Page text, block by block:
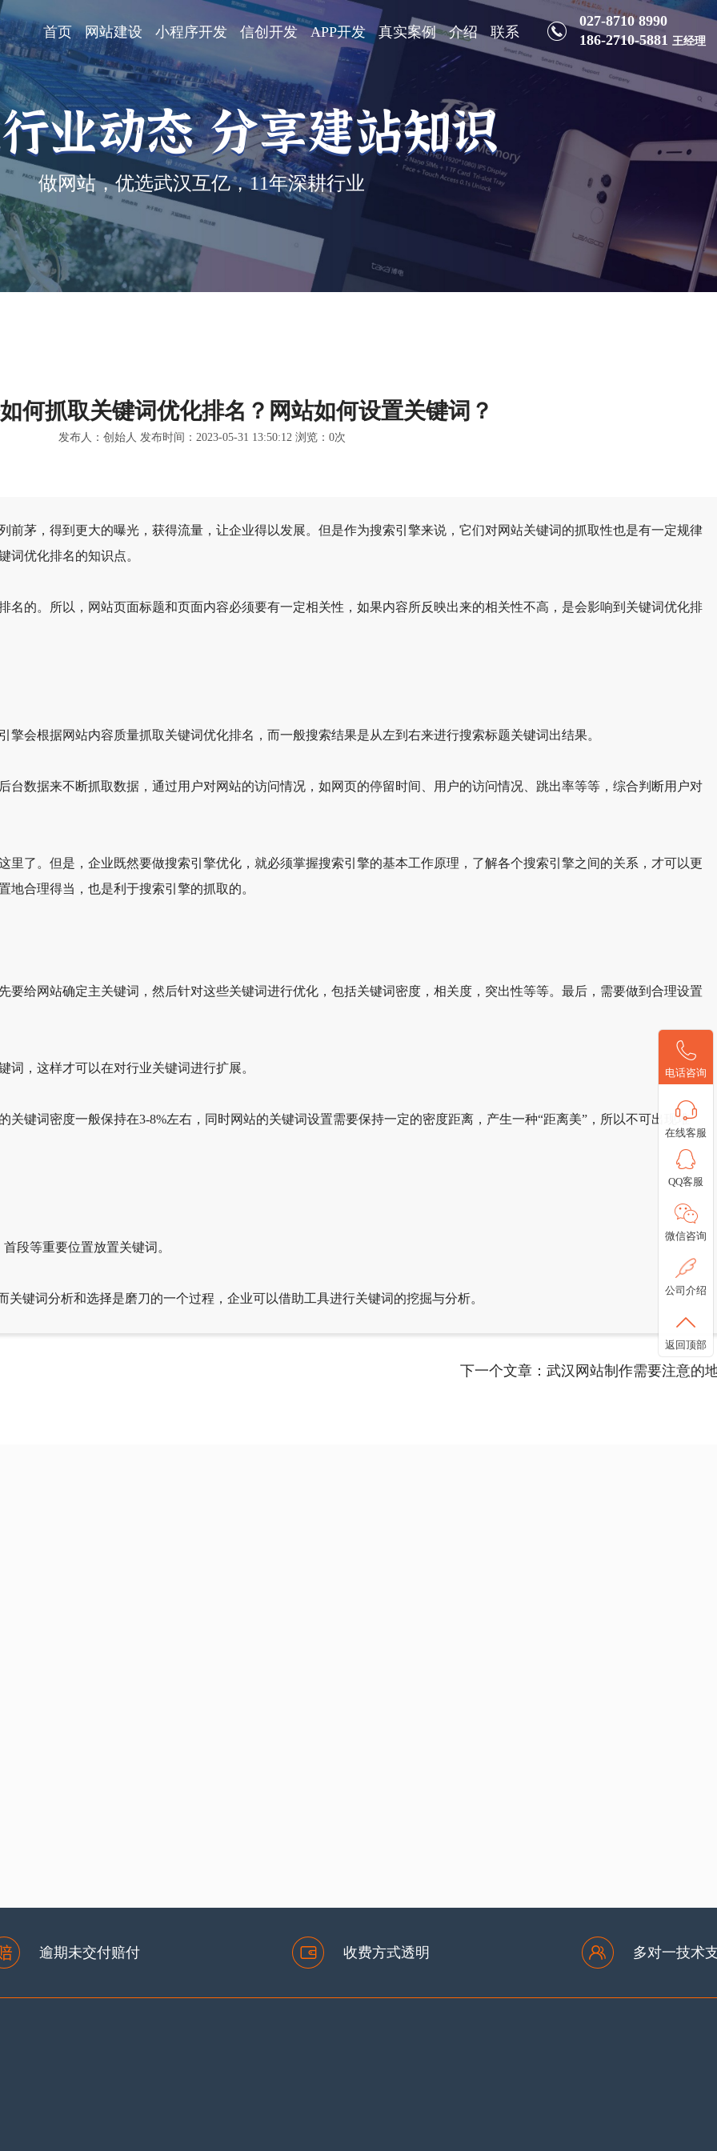
027-8710 8990
186-2710-5881 王经理
首页 网站建设 小程序开发 信创开发 APP开发 真实案例 介绍 联系
业动态 分享建站知识
做网站，优选武汉互亿，11年深耕行业
何抓取关键词优化排名？网站如何设置关键词？
发布人：创始人 发布时间：2023-05-31 13:50:12 浏览： 0次
，得到更大的曝光，获得流量，让企业得以发展。但是作为搜索引擎来说，它们对网站关键词的抓取性也是有一定规律
词优化排名的知识点。
。所以，网站页面标题和页面内容必须要有一定相关性，如果内容所反映出来的相关性不高，是会影响到关键词优化排
根据网站内容质量抓取关键词优化排名，而一般搜索结果是从左到右来进行搜索标题关键词出结果。
据来不断抓取数据，通过用户对网站的访问情况，如网页的停留时间、用户的访问情况、跳出率等等，综合判断用户对
。但是，企业既然要做搜索引擎优化，就必须掌握搜索引擎的基本工作原理，了解各个搜索引擎之间的关系，才可以更
合理得当，也是利于搜索引擎的抓取的。
网站确定主关键词，然后针对这些关键词进行优化，包括关键词密度，相关度，突出性等等。最后，需要做到合理设置
，这样才可以在对行业关键词进行扩展。
词密度一般保持在3-8%左右，同时网站的关键词设置需要保持一定的密度距离，产生一种“距离美”，所以不可出现堆
等重要位置放置关键词。
词分析和选择是磨刀的一个过程，企业可以借助工具进行关键词的挖掘与分析。
下一个文章： 武汉网站制作需要注意的
逾期未交付赔付 收费方式透明 多对一技术
电话咨询
在线客服
QQ客服
微信咨询
公司介绍
返回顶部